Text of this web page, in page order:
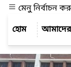
মেনু নির্বাচন